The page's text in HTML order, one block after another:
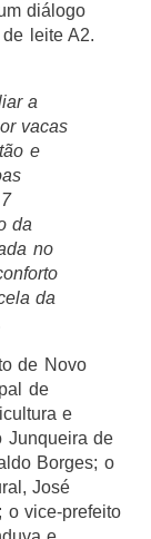
diálogo
leite A2.
a
vacas
e
da
no
da
de Novo
de
e
Junqueira de
Borges; o
José
o vice-prefeito